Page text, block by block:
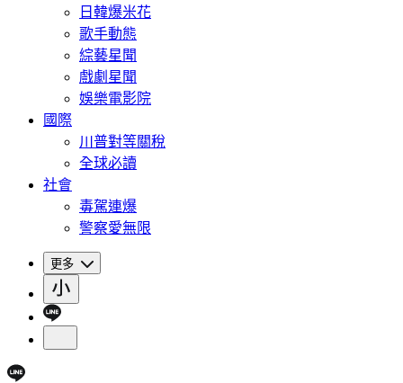
日韓爆米花
歌手動態
綜藝星聞
戲劇星聞
娛樂電影院
國際
川普對等關稅
全球必讀
社會
毒駕連爆
警察愛無限
更多